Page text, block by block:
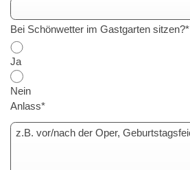
Bei Schönwetter im Gastgarten sitzen?*
Ja
Nein
Anlass*